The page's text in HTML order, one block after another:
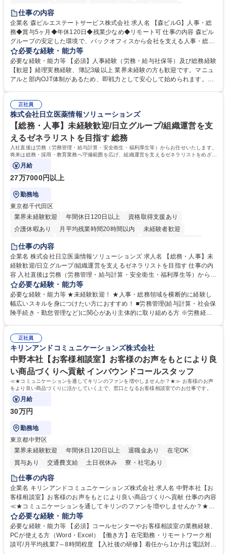
経験者歓迎
完全週休2日制
交通費支給 長期歓迎 駅近5分以内 土日祝休み
仕事の内容
企業名 森ビルエステートサービス株式会社 求人名 【森ビルG】人事・総
務◆賞与5ヶ月◆年休120日◆残業少なめ◆リモート可 仕事の内容 森ビル
グループの安定した環境で、バックオフィスから会社を支える人事・総務
をお任せします。 労務と総務の業務をバランスよく担当し、ゆくゆくは制
度改定などのコア業務にも挑戦できる、やりがいある環境です。 ■勤怠管
理、給与計算、社会保険手続き、年末調整等の労務管理全般 ■入退社手続
き、社内規定の改定や人事制度改定などのコア業務 ■社内イベントの企画
でも質問・相談できる環境が整っているため、安心して成長できます。 募
集職種 【森ビルG】人事・総務◆賞与5ヶ月◆年休120日◆残業少なめ◆
リモート可
必要な経験・能力等
必要な経験・能力等 【必須】人事経験（労務・給与社保等）及び総務経験
【歓迎】経理実務経験、簿記3級以上 業界未経験の方も歓迎です。マニュ
アルと部内OJT体制があるため、即戦力として安心して始められます。
務に挑戦できるため、自身の成長と組織への貢献度をダイレクトに実感で
きます。 残業少なめ、週1日リモート可など、ワークライフバランスを保
ち長期活躍できる環境です。 「これまでの幅広い経験を活かし、長期的な
キャリアを築きたい」という前向きな意欲と挑戦を全力で応援します。 学
歴・資格 学歴：大学院 大学 高専 短大 専修学校 高校 語学力： 資格：日商
簿記検定1級 日商簿記検定2級 日商簿記検定3級
正社員
株式会社日立医薬情報ソリューションズ
【総務・人事】未経験歓迎/日立グループ/組織運営を支
えるゼネラリストを目指す 総務
入社直後は労務（労務管理・給与計算・安全衛生・福利厚生等）からお任せいたします。
将来は総務・採用・教育業務へ守備範囲を広げ、組織運営を支えるゼネラリストをめざせ
ます。
月給
27万7000円以上
勤務地
東京都千代田区
業界未経験歓迎
年間休日120日以上
資格取得支援あり
介護休暇あり
月平均残業時間20時間以内
未経験者歓迎
住宅手当あり
育休あり
完全週休2日制 交通費支給 土日祝休み 寮・社宅あり
仕事の内容
企業名 株式会社日立医薬情報ソリューションズ 求人名 【総務・人事】未
経験歓迎/日立グループ/組織運営を支えるゼネラリストを目指す 仕事の内
容 入社直後は労務（労務管理・給与計算・安全衛生・福利厚生等）からお
任せいたします。将来は総務・採用・教育業務へ守備範囲を広げ、組織運
営を支えるゼネラリストをめざせます。 ・初期業務：労働時間管理、給与
計算、社会保険対応、福利厚生管理、安全衛生、健康経営推進等をお任せ
します。ご経験に応じて、休職者管理など、幅広く経験を積んでいただき
幅広く経験を積みたい意欲がある方に最適な環境です。 募集職種 【総
務・人事】未経験歓迎/日立グループ/組織運営を支えるゼネラリストを目
指す
必要な経験・能力等
必要な経験・能力等 ★未経験歓迎！ ★人事・総務領域を横断的に経験し
幅広いスキルを身につけたい方におすすめ！ ■労務管理(給与計算・社会保
険手続き・勤怠管理など)に関心があり主体的に取り組める方 ※労務経験
のご経験 ■労務管理（給与計算・社会保険手続き・勤怠管理など）の経験
■衛生管理者の資格をお持ちの方 学歴・資格 学歴：大学院 大学 高専 短大
専修学校 高校 語学力： 資格：
正社員
キリンアンドコミュニケーションズ株式会社
中野本社【お客様相談室】お客様のお声をもとにより良
い商品づくりへ貢献 インバウンドコールスタッフ
≪★コミュニケーションを通してキリンのファンを増やしませんか？★≫ お客様のお声
をより良い商品づくりに活かしていく上で、窓口となるお客様相談室でのお仕事です。
月給
30万円
勤務地
東京都中野区
業界未経験歓迎
年間休日120日以上 退職金あり
在宅OK
賞与あり
交通費支給 土日祝休み 寮・社宅あり
仕事の内容
企業名 キリンアンドコミュニケーションズ株式会社 求人名 中野本社【お
客様相談室】お客様のお声をもとにより良い商品づくりへ貢献 仕事の内容
≪★コミュニケーションを通してキリンのファンを増やしませんか？★≫
お客様のお声をより良い商品づくりに活かしていく上で、窓口となるお客
様相談室でのお仕事です。 日々お客様からいただくキリングループへのご
意見を、企業活動に活かしています。お客様からの声に迅速かつ誠意をも
って対応、情報提供するとともにグループ内活動に反映しています。 【具
必要な経験・能力等
必要な経験・能力等 【必須】コールセンターやお客様相談室の業務経験、
PCが使える方（Word・Excel）【働き方】在宅勤務・リモートワーク相
談可/月平均残業7～8時間程度 【入社後の研修】着任から1か月は電話対応